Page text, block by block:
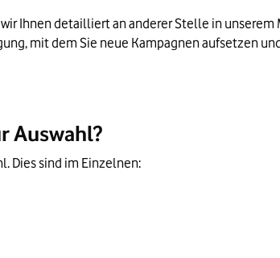
Ihnen detailliert an anderer Stelle in
mit dem Sie neue Kampagnen aufsetzen
Auswahl?
Dies sind im Einzelnen: